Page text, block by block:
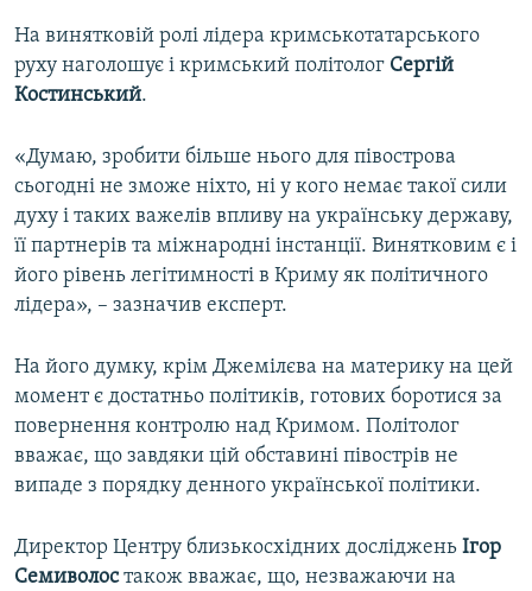
На винятковій ролі лідера кримськотатарського
руху наголошує і кримський політолог Сергій
Костинський.
«Думаю, зробити більше нього для півострова
сьогодні не зможе ніхто, ні у кого немає такої сили
духу і таких важелів впливу на українську державу,
її партнерів та міжнародні інстанції. Винятковим є і
його рівень легітимності в Криму як політичного
лідера», – зазначив експерт.
На його думку, крім Джемілєва на материку на цей
момент є достатньо політиків, готових боротися за
повернення контролю над Кримом. Політолог
вважає, що завдяки цій обставині півострів не
випаде з порядку денного української політики.
Директор Центру близькосхідних досліджень Ігор
Семиволостакож вважає, що, незважаючи на